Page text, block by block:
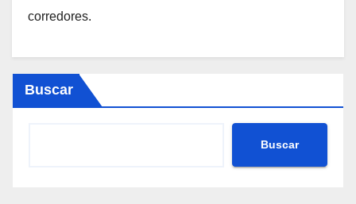
corredores.
Buscar
Buscar